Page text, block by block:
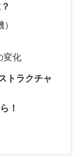
変化
トラクチャ
！